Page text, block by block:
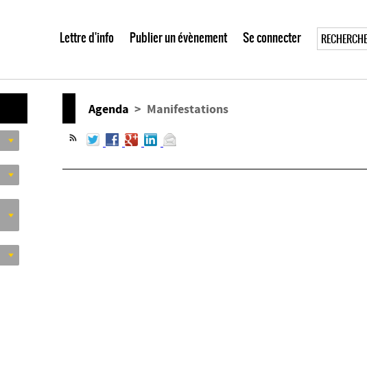
Lettre d'info Publier un évènement Se connecter
Agenda > Manifestations